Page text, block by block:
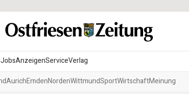
JobsAnzeigenServiceVerlag
AurichEmdenNordenWittmundSportWirtschaftMeinung